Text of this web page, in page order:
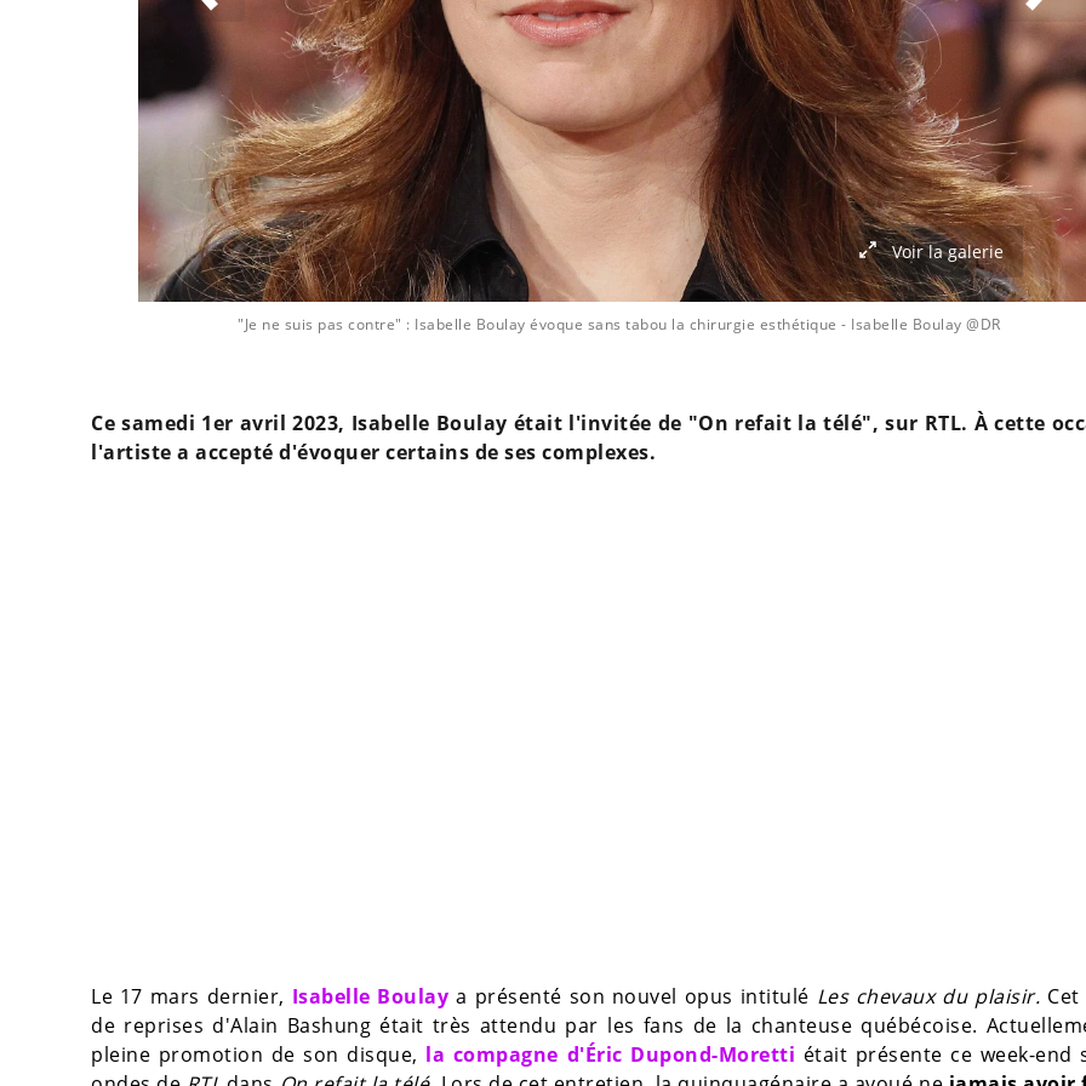
"Je ne suis pas contre" : Isabelle Boulay évoque sans tabou la chirurgie esthétique - Isabelle Boulay @DR
Voir la galerie
Ce samedi 1er avril 2023, Isabelle Boulay était l'invitée de "On refait la télé", sur RTL. À cette
l'artiste a accepté d'évoquer certains de ses complexes.
Le 17 mars dernier, Isabelle Boulay a présenté son nouvel opus intitulé Les chevaux du plaisir.
de reprises d'Alain Bashung était très attendu par les fans de la chanteuse québécoise.
pleine promotion de son disque, la compagne d'Éric Dupond-Moretti était présente ce week-end